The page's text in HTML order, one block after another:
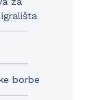
borbe